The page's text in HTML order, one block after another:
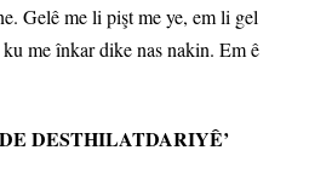
Gelê me li pişt me ye, em li gel
me înkar dike nas nakin. Em ê
DESTHILATDARIYÊ’